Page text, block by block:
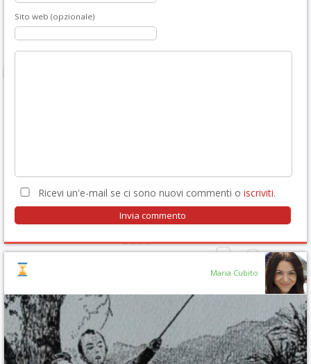
Sito web (opzionale)
Ricevi un'e-mail se ci sono nuovi commenti o iscriviti.
Maria Cubito